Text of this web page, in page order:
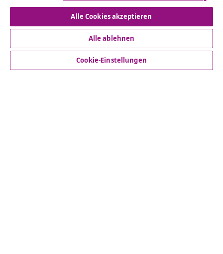
Vom Vertrag zurücktreten
Alle Cookies akzeptieren
Alle ablehnen
Cookie-Einstellungen